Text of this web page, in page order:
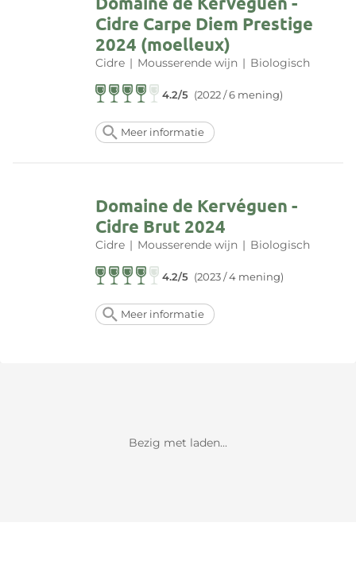
Cidre Carpe Diem Prestige
2024 (moelleux)
Cidre | Mousserende wijn | Biologisch
4.2/5 (2022 / 6 mening)
Meer informatie
Domaine de Kervéguen -
Cidre Brut 2024
Cidre | Mousserende wijn | Biologisch
4.2/5 (2023 / 4 mening)
Meer informatie
Bezig met laden...